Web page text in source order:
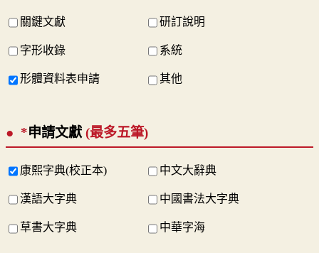
關鍵文獻 研訂說明
字形收錄 系統
形體資料表申請 其他
*申請文獻 (最多五筆)
康熙字典(校正本) 中文大辭典
漢語大字典 中國書法大字典
草書大字典 中華字海